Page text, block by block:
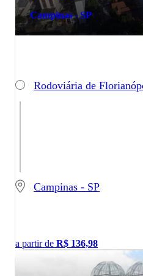
Campinas - SP
Rodoviária de
Campinas - SP
a partir de R$ 136,98